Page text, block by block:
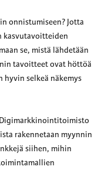
onnistumiseen? Jotta
kasvutavoitteiden
se, mistä lähdetään
tavoitteet ovat höttöä
selkeä näkemys
rakennetaan myynnin
siihen, mihin